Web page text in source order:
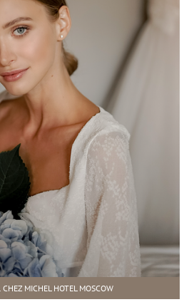
MICHEL HOTEL MOSCOW